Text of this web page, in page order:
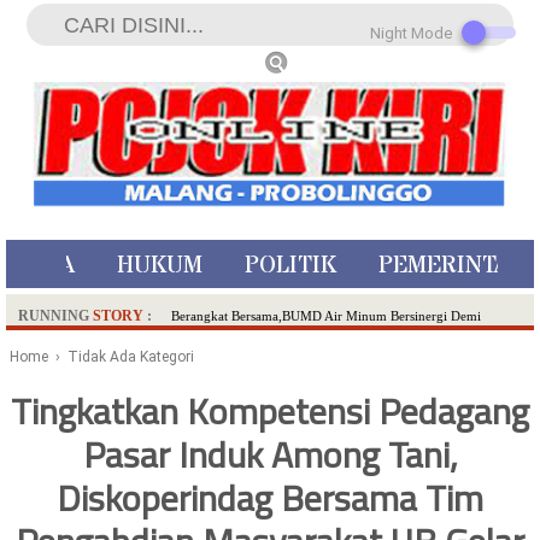
HUKUM POLITIK
RUNNING STORY : Berangkat Bersama,BUMD Air Minum Bersinergi Demi
Ditangkap di Kediri,Satu Buron
SDN Sumberejo 02 Kota Batu Kembangkan Program Inovasi
Literasi Melalui LASKAR JODA, Usung Filosofi Gelar Sehelai
Tikar
Ambulance Dari Berbagai Daerah Padati Kota Wisata Batu
Home › Tidak Ada Kategori
Tingkatkan Kompetensi Pedagang
Pasar Induk Among Tani,
Diskoperindag Bersama Tim
Night Mode